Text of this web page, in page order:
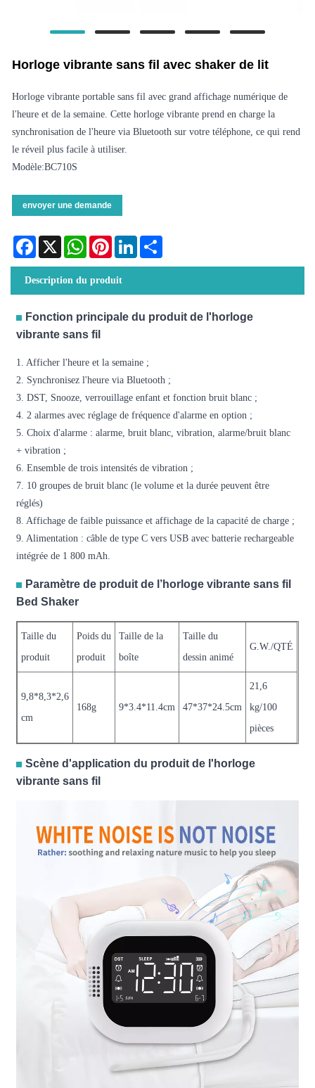
Horloge vibrante sans fil avec shaker de lit
Horloge vibrante portable sans fil avec grand affichage numérique de
l'heure et de la semaine. Cette horloge vibrante prend en charge la
synchronisation de l'heure via Bluetooth sur votre téléphone, ce qui rend
le réveil plus facile à utiliser.
Modèle:BC710S
envoyer une demande
Facebook
X WhatsAppPinterestLinkedIn
Description du produit
Fonction principale du produit de l'horloge
vibrante sans fil
1. Afficher l'heure et la semaine ;
2. Synchronisez l'heure via Bluetooth ;
3. DST, Snooze, verrouillage enfant et fonction bruit blanc ;
4. 2 alarmes avec réglage de fréquence d'alarme en option ;
5. Choix d'alarme : alarme, bruit blanc, vibration, alarme/bruit blanc
+ vibration ;
6. Ensemble de trois intensités de vibration ;
7. 10 groupes de bruit blanc (le volume et la durée peuvent être
réglés)
8. Affichage de faible puissance et affichage de la capacité de charge ;
9. Alimentation : câble de type C vers USB avec batterie rechargeable
intégrée de 1 800 mAh.
Paramètre de produit de l’horloge vibrante sans fil
Bed Shaker
Taille du
produit
Poids du
produit
Taille de la
boîte
Taille du
dessin animé
G.W./QTÉ
9,8*8,3*2,6
cm
168g 9*3.4*11.4cm 47*37*24.5cm
21,6
kg/100
pièces
Scène d'application du produit de l'horloge
vibrante sans fil